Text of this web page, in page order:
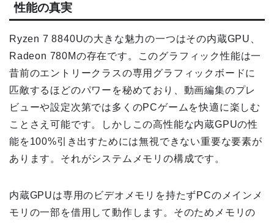
性能の真実
Ryzen 7 8840Uの大きな魅力の一つはその内蔵GPU、
Radeon 780Mの存在です。このグラフィック性能は一
昔前のエントリークラスの専用グラフィックボードに
匹敵するほどのパワーを秘めており、動画編集のプレ
ビューや設定次第では多くのPCゲームを快適に楽しむ
ことさえ可能です。しかしこの高性能な内蔵GPUの性
能を100%引き出すためには無視できない重要な要素が
あります。それがシステムメモリの構成です。
内蔵GPUは専用のビデオメモリを持たずPCのメインメ
モリの一部を借用して動作します。そのためメモリの